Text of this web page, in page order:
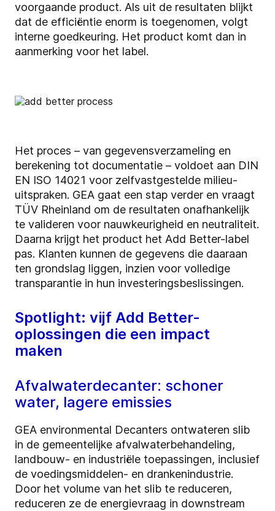
voorgaande product. Als uit de resultaten blijkt
dat de efficiëntie enorm is toegenomen, volgt
interne goedkeuring. Het product komt dan in
aanmerking voor het label.
Het proces – van gegevensverzameling en
berekening tot documentatie – voldoet aan DIN
EN ISO 14021 voor zelfvastgestelde milieu-
uitspraken. GEA gaat een stap verder en vraagt
TÜV Rheinland om de resultaten onafhankelijk
te valideren voor nauwkeurigheid en neutraliteit.
Daarna krijgt het product het Add Better-label
pas. Klanten kunnen de gegevens die daaraan
ten grondslag liggen, inzien voor volledige
transparantie in hun investeringsbeslissingen.
Spotlight: vijf Add Better-
oplossingen die een impact
maken
Afvalwaterdecanter: schoner
water, lagere emissies
GEA environmental Decanters ontwateren slib
in de gemeentelijke afvalwaterbehandeling,
landbouw- en industriële toepassingen, inclusief
de voedingsmiddelen- en drankenindustrie.
Door het volume van het slib te reduceren,
reduceren ze de energievraag in downstream